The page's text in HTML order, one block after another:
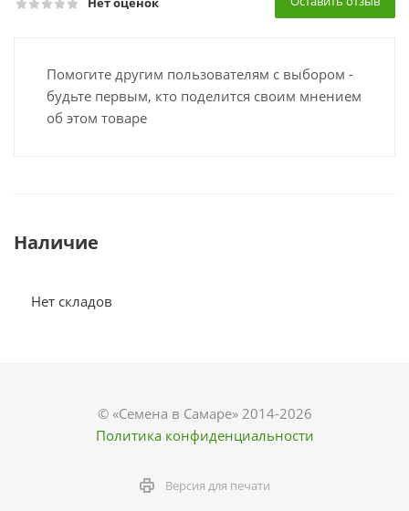
Помогите другим пользователям с выбором -
будьте первым, кто поделится своим мнением
об этом товаре
Наличие
Нет складов
© «Семена в Самаре» 2014-2026
Политика конфиденциальности
Версия для печати